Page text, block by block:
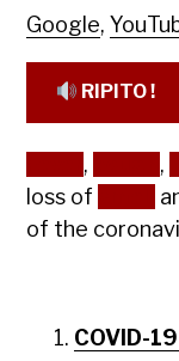
Google,
RIPITO !
, ,
loss of
of the
COVID-